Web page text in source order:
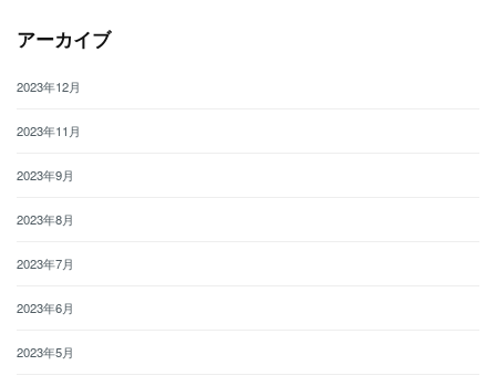
アーカイブ
2023年12月
2023年11月
2023年9月
2023年8月
2023年7月
2023年6月
2023年5月